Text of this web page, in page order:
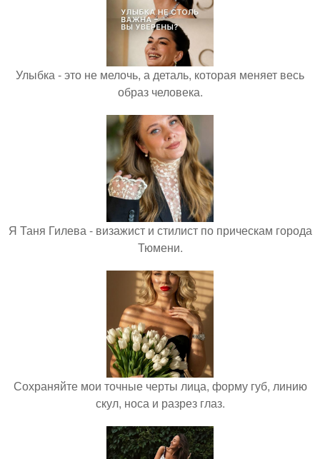
Улыбка - это не мелочь, а деталь, которая меняет весь
образ человека.
Я Таня Гилева - визажист и стилист по прическам города
Тюмени.
Сохраняйте мои точные черты лица, форму губ, линию
скул, носа и разрез глаз.